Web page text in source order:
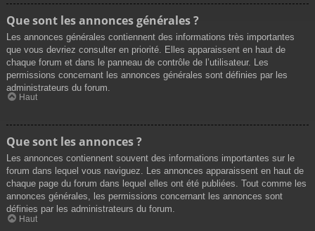
Que sont les annonces générales ?
Les annonces générales contiennent des informations très importantes
que vous devriez consulter en priorité. Elles apparaissent en haut de
chaque forum et dans le panneau de contrôle de l’utilisateur. Les
permissions concernant les annonces générales sont définies par les
administrateurs du forum.
Haut
Que sont les annonces ?
Les annonces contiennent souvent des informations importantes sur le
forum dans lequel vous naviguez. Les annonces apparaissent en haut de
chaque page du forum dans lequel elles ont été publiées. Tout comme les
annonces générales, les permissions concernant les annonces sont
définies par les administrateurs du forum.
Haut